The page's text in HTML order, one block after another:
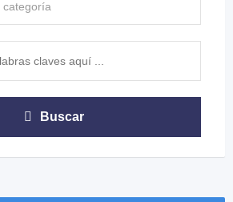
Buscar